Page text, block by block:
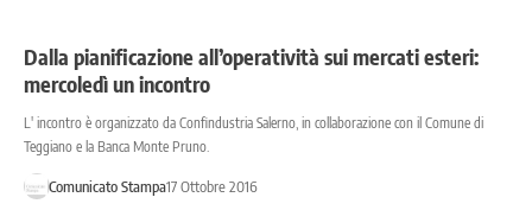
Dalla pianificazione all’operatività sui mercati esteri:
mercoledì un incontro
L' incontro è organizzato da Confindustria Salerno, in collaborazione con il Comune di
Teggiano e la Banca Monte Pruno.
Comunicato Stampa17 Ottobre 2016